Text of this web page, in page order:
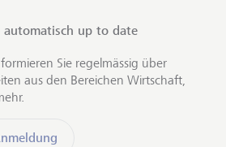
automatisch up to date
Sie regelmässig über
aus den Bereichen Wirtschaft,